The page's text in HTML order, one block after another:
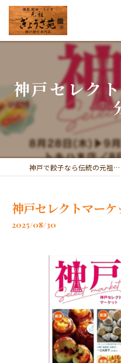
神戸セレク
神戸で餃子なら伝統の元祖 ぎょうざ苑
神戸セレクトマー
2025/08/30